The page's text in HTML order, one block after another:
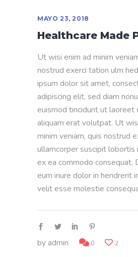
MAYO 23, 2018
Healthcare Made
Ut wisi enim ad minim
nostrud exerci tation ulm
ipsum dolor sit amet,
adipiscing elit, sed diam
euismod tincidunt ut laoreet
aliquam erat volutpat. Ut
minim veniam, quis nostrud
ullamcorper suscipit lobortis
ex ea commodo consequat.
eum iriure dolor in hendrerit
velit esse molestie
byadmin 0 2